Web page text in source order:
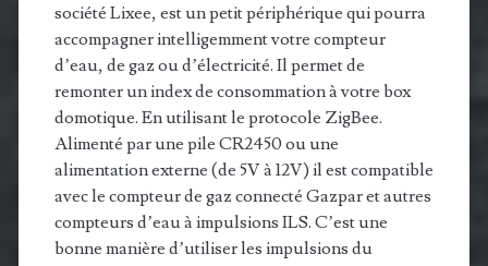
société Lixee, est un petit périphérique qui pourra
accompagner intelligemment votre compteur
d’eau, de gaz ou d’électricité. Il permet de
remonter un index de consommation à votre box
domotique. En utilisant le protocole ZigBee.
Alimenté par une pile CR2450 ou une
alimentation externe (de 5V à 12V) il est compatible
avec le compteur de gaz connecté Gazpar et autres
compteurs d’eau à impulsions ILS. C’est une
bonne manière d’utiliser les impulsions du